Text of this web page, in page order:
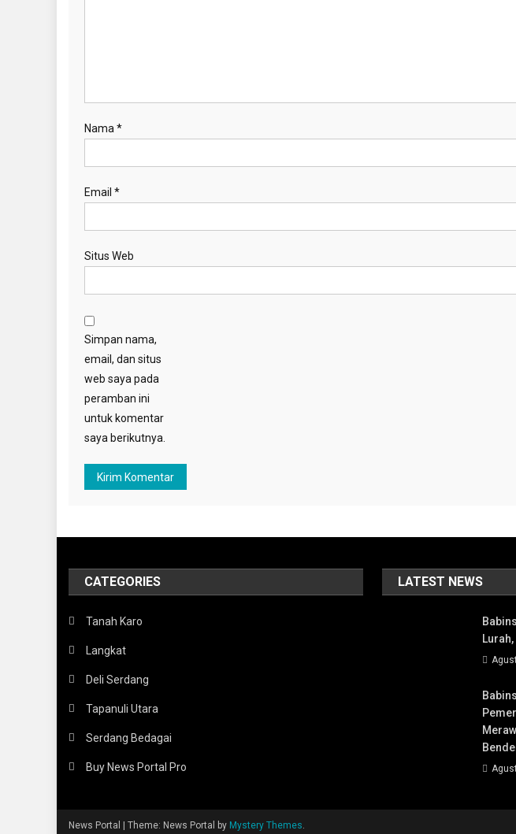
Nama *
Email *
Situs Web
Simpan nama,
email, dan situs
web saya pada
peramban ini
untuk komentar
saya berikutnya.
CATEGORIES
Tanah Karo
Langkat
Deli Serdang
Tapanuli Utara
Serdang Bedagai
Buy News Portal Pro
LATEST NEWS
News Portal | Theme: News Portal by Mystery Themes